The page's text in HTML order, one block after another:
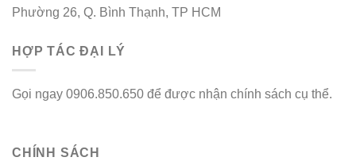
Phường 26, Q. Bình Thạnh, TP HCM
HỢP TÁC ĐẠI LÝ
Gọi ngay 0906.850.650 để được nhận chính sách cụ thể.
CHÍNH SÁCH